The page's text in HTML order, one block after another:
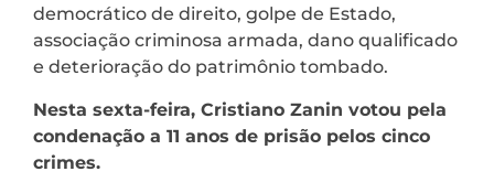
democrático de direito, golpe de Estado,
associação criminosa armada, dano qualificado
e deterioração do patrimônio tombado.
Nesta sexta-feira, Cristiano Zanin votou pela
condenação a 11 anos de prisão pelos cinco
crimes.